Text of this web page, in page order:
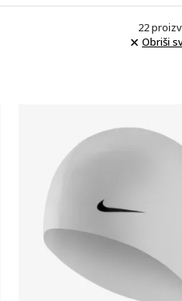
22
Obriši
Uporedi